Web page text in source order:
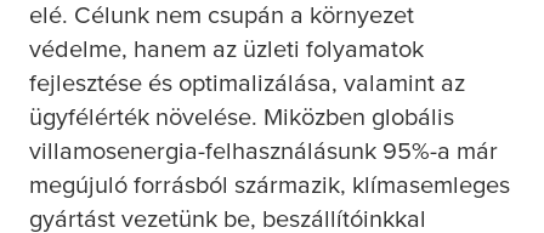
elé. Célunk nem csupán a környezet
védelme, hanem az üzleti folyamatok
fejlesztése és optimalizálása, valamint az
ügyfélérték növelése.​ ​Miközben globális
villamosenergia-felhasználásunk 95%-a már
megújuló forrásból származik, klímasemleges
gyártást vezetünk be, beszállítóinkkal